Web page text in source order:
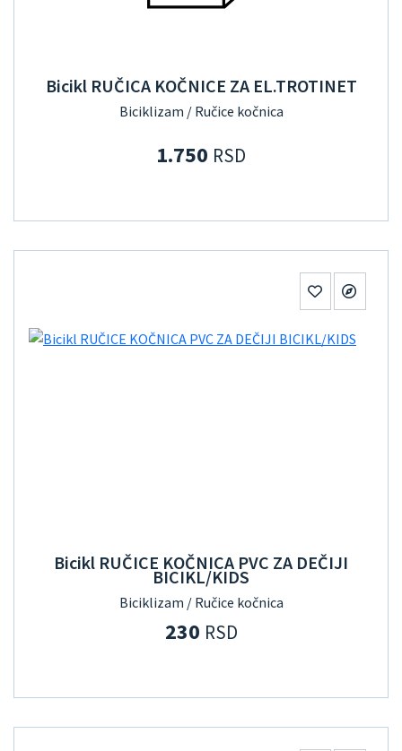
Bicikl RUČICA KOČNICE ZA EL.TROTINET
Biciklizam / Ručice kočnica
1.750 RSD
Bicikl RUČICE KOČNICA PVC ZA DEČIJI
BICIKL/KIDS
Biciklizam / Ručice kočnica
230 RSD